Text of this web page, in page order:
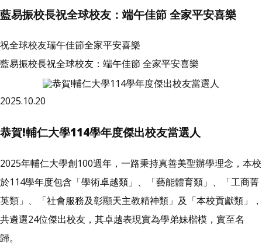
藍易振校長祝全球校友：端午佳節 全家平安喜樂
祝全球校友瑞午佳節全家平安喜樂
藍易振校長祝全球校友：端午佳節 全家平安喜樂
2025.10.20
恭賀!輔仁大學114學年度傑出校友當選人
2025年輔仁大學創100週年，一路秉持真善美聖辦學理念，本校
於114學年度包含「學術卓越類」、「藝能體育類」、「工商菁
英類」、「社會服務及彰顯天主教精神類」及「本校貢獻類」，
共遴選24位傑出校友，其卓越表現實為學弟妹楷模，實至名
歸。